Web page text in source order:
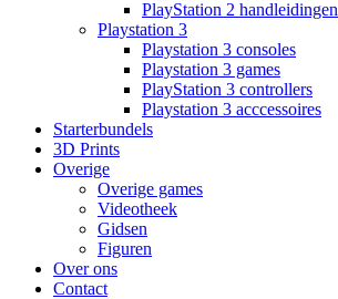
PlayStation 2 handleidingen
Playstation 3
Playstation 3 consoles
Playstation 3 games
PlayStation 3 controllers
Playstation 3 acccessoires
Starterbundels
3D Prints
Overige
Overige games
Videotheek
Gidsen
Figuren
Over ons
Contact